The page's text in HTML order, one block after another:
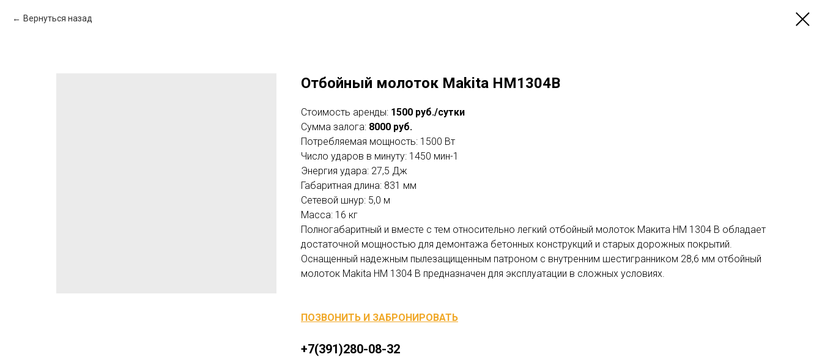
Вернуться назад
Отбойный молоток Makita HM1304B
Стоимость аренды: 1500 руб./сутки
Сумма залога: 8000 руб.
Потребляемая мощность: 1500 Вт
Число ударов в минуту: 1450 мин-1
Энергия удара: 27,5 Дж
Габаритная длина: 831 мм
Сетевой шнур: 5,0 м
Масса: 16 кг
Полногабаритный и вместе с тем относительно легкий отбойный молоток Макита HM 1304 B обладает
достаточной мощностью для демонтажа бетонных конструкций и старых дорожных покрытий.
Оснащенный надежным пылезащищенным патроном с внутренним шестигранником 28,6 мм отбойный
молоток Makita HM 1304 B предназначен для эксплуатации в сложных условиях.
ПОЗВОНИТЬ И ЗАБРОНИРОВАТЬ
+7(391)280-08-32